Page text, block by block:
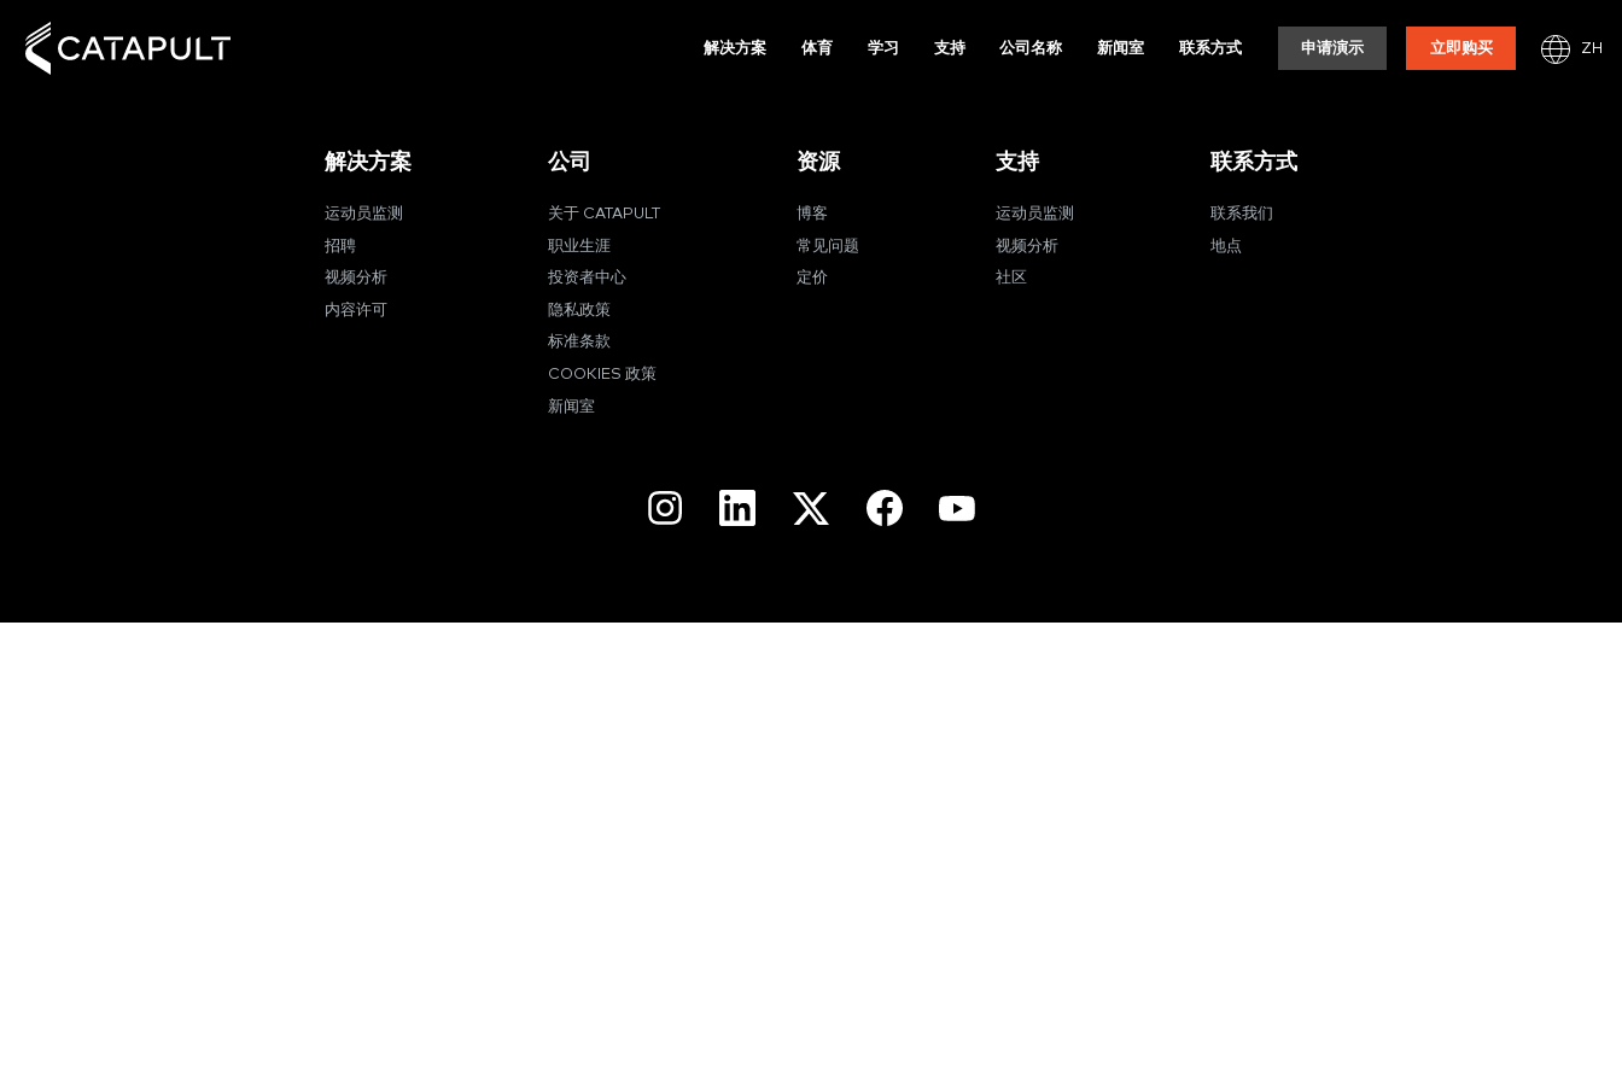
解决方案 体育 学习 支持 公司名称 新闻室 联系方式 申请演示 立即购买 ZH
解决方案
运动员监测
招聘
视频分析
内容许可
公司
关于 CATAPULT
职业生涯
投资者中心
隐私政策
标准条款
COOKIES 政策
新闻室
资源
博客
常见问题
定价
支持
运动员监测
视频分析
社区
联系方式
联系我们
地点